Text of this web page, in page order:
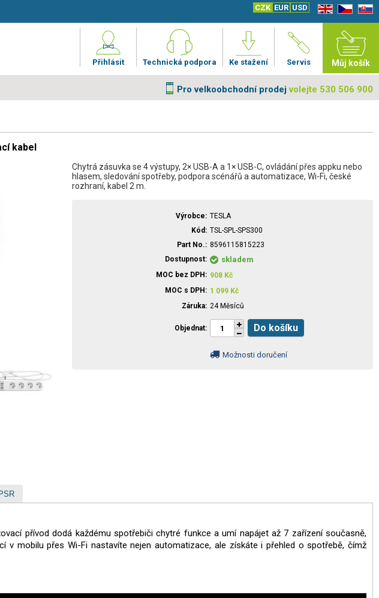
EN CZ SK
CZK EUR USD
Můj košík
Servis
Ke stažení
Technická podpora
Přihlásit
Pro velkoobchodní prodejvolejte 530 506 900
kabel
Chytrá zásuvka se 4 výstupy, 2× USB-A a 1× USB-C, ovládání přes appku nebo
hlasem, sledování spotřeby, podpora scénářů a automatizace, Wi-Fi, české
rozhraní, kabel 2 m.
Výrobce
TESLA
Kód
TSL-SPL-SPS300
Part No.
8596115815223
Dostupnost
skladem
MOC bez DPH 908 Kč
MOC s DPH
1 099 Kč
Záruka 24 Měsíců
Objednat Do košíku
Možnosti doručení
přívod dodá každému spotřebiči chytré funkce a umí napájet až 7 zařízení současně,
v mobilu přes Wi-Fi nastavíte nejen automatizace, ale získáte i přehled o spotřebě, čímž